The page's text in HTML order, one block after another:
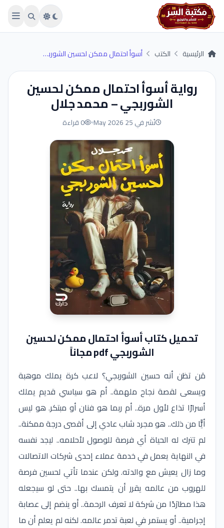
Skip to main content
الرئيسية الكتب أسوأ احتمال ممكن لحسين الشوربجي
رواية أسوأ احتمال ممكن لحسين
الشوربجي – محمد جلال
نُشر في 25 May 2026 0 قراءة
تحميل كتاب أسوأ احتمال ممكن لحسين
الشوربجي pdf مجاناً
مَن تظن أنه حسين الشوربجي؟ لاعب كرة يملك موهبة
ويسعى لقصة نجاح ملهمة.. أم هو سياسي قديم يملك
أسرارًا تذاع لأول مرة.. أم ربما هو فنان أو مبتكر. هو ليس
أيًّا من ذلك.. هو مجرد شاب عادي إلى أقصى درجة ممكنة..
لم تترك له الحياة أي فرصة للوصول لأحلامه.. ليجد نفسه
في النهاية يعمل في خدمة عملاء إحدى شركات الاتصالات
وما زال يعيش مع والدته. ولكن عندما تأتي لحسين فرصة
للهروب من عالمه يقرر أن يتمسك بها.. حتى لو سيجعله
هذا مطارَدًا من شركة لا تعرف الرحمة.. أو ينضم إلى عصابة
إجرامية.. أو يستمر في لعبة تدمر عالمه. لكنه لم يعلم أن ما